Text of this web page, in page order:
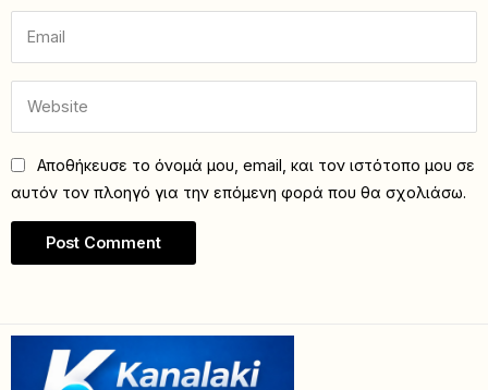
Αποθήκευσε το όνομά μου, email, και τον ιστότοπο μου σε
αυτόν τον πλοηγό για την επόμενη φορά που θα σχολιάσω.